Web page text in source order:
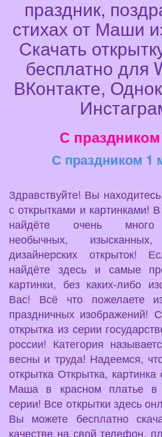
праздник,
стихах от Маши
Скачать
бесплатно для
ВКонтакте,
С
С праздником 1
Здравствуйте! Вы
с открытками и картинками!
найдёте очень много
необычных, изысканных,
дизайнерских открыток!
найдёте здесь и самые
картинки, без каких-либо
Вас! Всё что пожелаете
праздничных изображений!
открытка из серии
россии! Категория
весны и труда! Надеемся,
открытка Открытка,
Маша в красном платье в
серии! Все открытки здесь
Вы можете бесплатно
качестве на свой телефон,